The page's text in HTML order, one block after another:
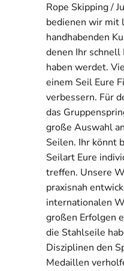
Rope Skipping /
bedienen wir mit
handhabenden
denen Ihr
haben werdet.
einem Seil Eure
verbessern. Für
das
große Auswahl
Seilen. Ihr könnt
Seilart Eure
treffen. Unsere
praxisnah
internationalen
großen Erfolgen
die Stahlseile
Disziplinen den
Medaillen